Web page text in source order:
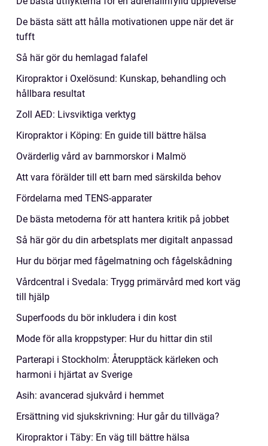
De bästa sätt att hålla motivationen uppe när det är
tufft
Så här gör du hemlagad falafel
Kiropraktor i Oxelösund: Kunskap, behandling och
hållbara resultat
Zoll AED: Livsviktiga verktyg
Kiropraktor i Köping: En guide till bättre hälsa
Ovärderlig vård av barnmorskor i Malmö
Att vara förälder till ett barn med särskilda behov
Fördelarna med TENS-apparater
De bästa metoderna för att hantera kritik på jobbet
Så här gör du din arbetsplats mer digitalt anpassad
Hur du börjar med fågelmatning och fågelskådning
Vårdcentral i Svedala: Trygg primärvård med kort väg
till hjälp
Superfoods du bör inkludera i din kost
Mode för alla kroppstyper: Hur du hittar din stil
Parterapi i Stockholm: Återupptäck kärleken och
harmoni i hjärtat av Sverige
Asih: avancerad sjukvård i hemmet
Ersättning vid sjukskrivning: Hur går du tillväga?
Kiropraktor i Täby: En väg till bättre hälsa